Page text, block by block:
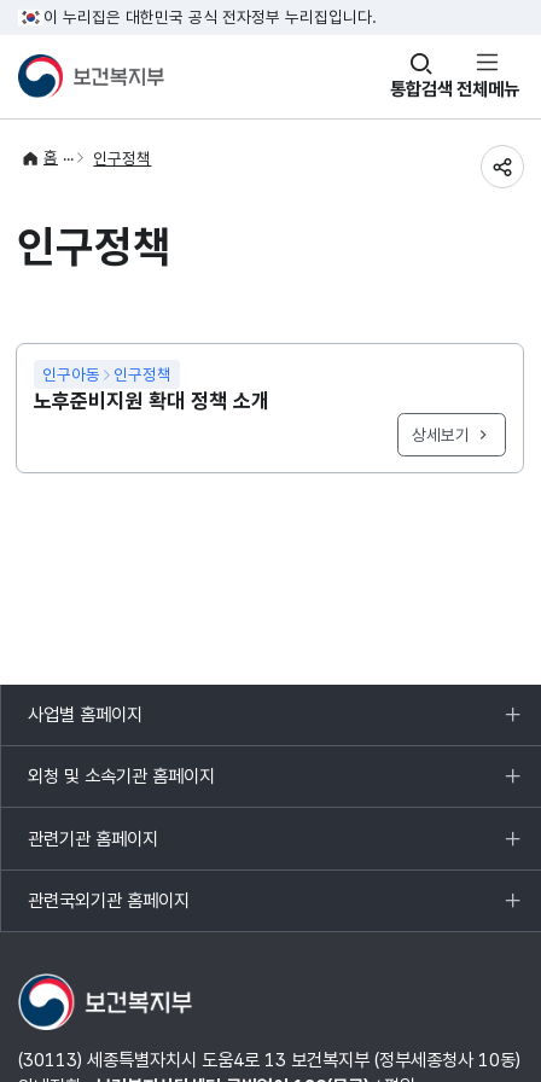
이 누리집은 대한민국 공식 전자정부 누리집입니다.
통합검색
창
열기 전체메뉴
홈 인구정책
인구정책
인구아동 인구정책
노후준비지원 확대 정책 소개
상세보기
사업별 홈페이지
목록
열기
외청 및 소속기관 홈페이지
목록
열기
관련기관 홈페이지
목록
열기
관련국외기관 홈페이지
목록
열기
(30113) 세종특별자치시 도움4로 13 보건복지부 (정부세종청사 10동)